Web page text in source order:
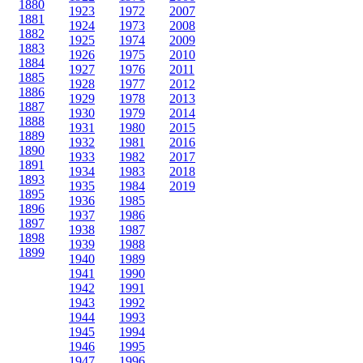
1880
1881
1882
1883
1884
1885
1886
1887
1888
1889
1890
1891
1893
1895
1896
1897
1898
1899
1923
1924
1925
1926
1927
1928
1929
1930
1931
1932
1933
1934
1935
1936
1937
1938
1939
1940
1941
1942
1943
1944
1945
1946
1972
1973
1974
1975
1976
1977
1978
1979
1980
1981
1982
1983
1984
1985
1986
1987
1988
1989
1990
1991
1992
1993
1994
1995
2007
2008
2009
2010
2011
2012
2013
2014
2015
2016
2017
2018
2019